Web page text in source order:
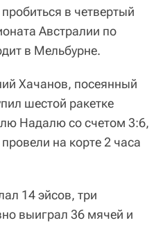
в четвертый
Австралии по
в Мельбурне.
Хачанов, посеянный
шестой ракетке
Надалю со счетом 3:6,
на корте 2 часа
14 эйсов, три
выиграл 36 мячей и